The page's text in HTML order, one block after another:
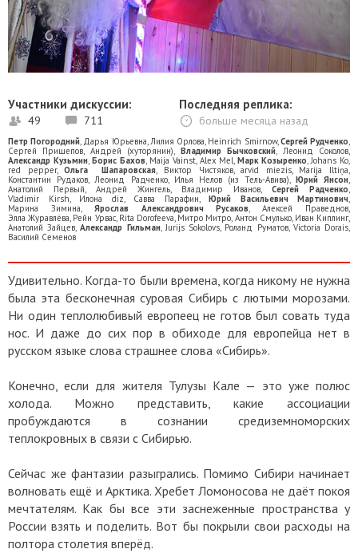
Участники дискуссии:
49 711
Последняя реплика:
больше месяца назад
Петр Погородний Дарья Юрьевна Лилия Орлова Heinrich Smirnow, Сергей Рудченко
Сергей Прищепов
Андрей (хуторянин) Владимир Бычковский Леонид Соколов
Александр Кузьмин, Борис Бахов Maija Vainst, Alex Mel ,Марк Козыренко Johans Ko
red pepper,Ольга Шапаровская Виктор Чистяков,arvid miezis, Marija Iltiņa
Константин Рудаков
Леонид Радченко, Илья Нелов (из Тель-Авива) Юрий Янсон
Анатолий Первый
Андрей Жингель Владимир Иванов Сергей Радченко
Vladimir Kirsh
Илона diz Савва Парафин Юрий Васильевич Мартинович
Марина Зимина
Ярослав Александрович Русаков ,Алексей Праведнов
Элла Журавлёва Рейн Урвас, Rita Dorofeeva Митро Митро Антон Смулько, Иван Киплинг,
Анатолий Зайцев ,Александр Гильман, Jurijs Sokolovs Роланд Руматов, Victoria Dorais
Василий Семенов
Удивительно. Когда-то были времена, когда никому не нужна
была эта бесконечная суровая Сибирь с лютыми морозами.
Ни один теплолюбивый европеец не готов был совать туда
нос. И даже до сих пор в обиходе для европейца нет в
русском языке слова страшнее слова «Сибирь».
Конечно, если для жителя Тулузы Кале — это уже полюс
холода. Можно представить, какие ассоциации
пробуждаются в сознании средиземноморских
теплокровных в связи с Сибирью.
Сейчас же фантазии разыгрались. Помимо Сибири начинает
волновать ещё и Арктика. Хребет Ломоносова не даёт покоя
мечтателям. Как бы все эти заснеженные пространства у
России взять и поделить. Вот бы покрыли свои расходы на
полтора столетия вперёд.